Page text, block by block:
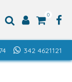
0
342 4621121